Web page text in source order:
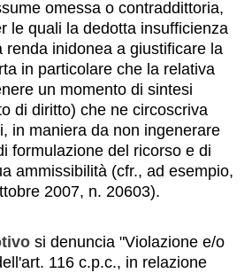
omessa o contraddittoria,
le quali la dedotta insufficienza
renda inidonea a giustificare la
in particolare che la relativa
un momento di sintesi
di diritto) che ne circoscriva
in maniera da non ingenerare
formulazione del ricorso e di
ammissibilità (cfr., ad esempio,
2007, n. 20603).
si denuncia "Violazione e/o
116 c.p.c., in relazione